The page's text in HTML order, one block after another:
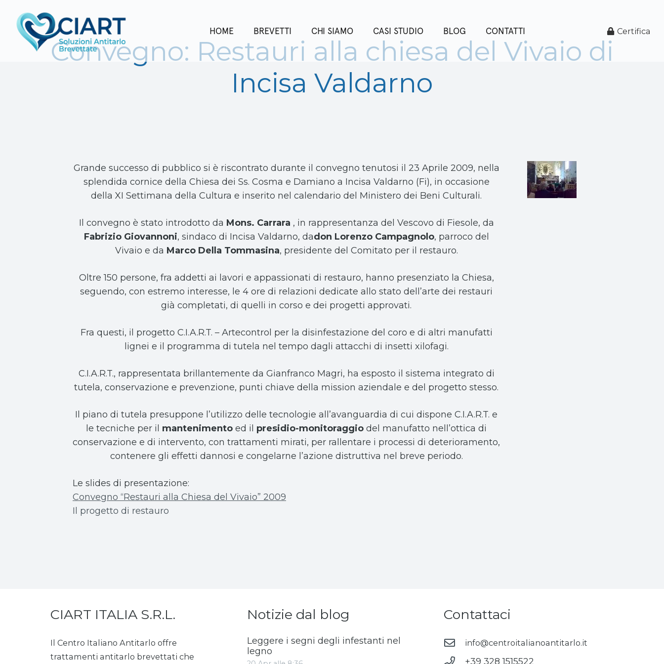
HOME BREVETTI CHI SIAMO CASI STUDIO BLOG CONTATTI Certifica
Convegno: Restauri alla chiesa del Vivaio di
Incisa Valdarno
Grande successo di pubblico si è riscontrato durante il convegno tenutosi il 23 Aprile 2009, nella
splendida cornice della Chiesa dei Ss. Cosma e Damiano a Incisa Valdarno (Fi), in occasione
della XI Settimana della Cultura e inserito nel calendario del Ministero dei Beni Culturali.
Il convegno è stato introdotto da Mons. Carrara , in rappresentanza del Vescovo di Fiesole, da
Fabrizio Giovannoni, sindaco di Incisa Valdarno, dadon Lorenzo Campagnolo, parroco del
Vivaio e da Marco Della Tommasina, presidente del Comitato per il restauro.
Oltre 150 persone, fra addetti ai lavori e appassionati di restauro, hanno presenziato la Chiesa,
seguendo, con estremo interesse, le 4 ore di relazioni dedicate allo stato dell’arte dei restauri
già completati, di quelli in corso e dei progetti approvati.
Fra questi, il progetto C.I.A.R.T. – Artecontrol per la disinfestazione del coro e di altri manufatti
lignei e il programma di tutela nel tempo dagli attacchi di insetti xilofagi.
C.I.A.R.T., rappresentata brillantemente da Gianfranco Magri, ha esposto il sistema integrato di
tutela, conservazione e prevenzione, punti chiave della mission aziendale e del progetto stesso.
Il piano di tutela presuppone l’utilizzo delle tecnologie all’avanguardia di cui dispone C.I.A.R.T. e
le tecniche per il mantenimento ed il presidio-monitoraggio del manufatto nell’ottica di
conservazione e di intervento, con trattamenti mirati, per rallentare i processi di deterioramento,
contenere gli effetti dannosi e congelarne l’azione distruttiva nel breve periodo.
Le slides di presentazione:
Convegno “Restauri alla Chiesa del Vivaio” 2009
Il progetto di restauro
CIART ITALIA S.R.L.
Il Centro Italiano Antitarlo offre
trattamenti antitarlo brevettati che
Notizie dal blog
Leggere i segni degli infestanti nel
legno
Contattaci
info@centroitalianoantitarlo.it
+39 328 1515522